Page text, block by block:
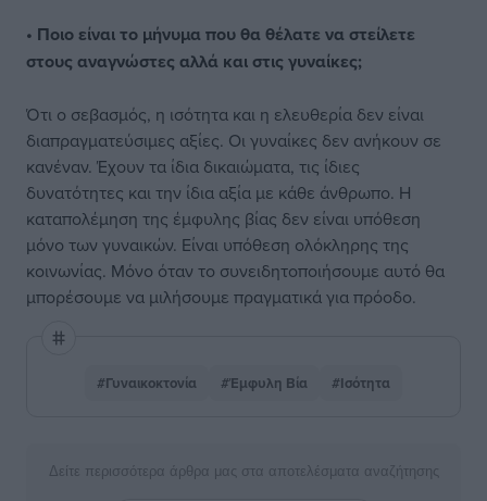
• Ποιο είναι το μήνυμα που θα θέλατε να στείλετε
στους αναγνώστες αλλά και στις γυναίκες;
Ότι ο σεβασμός, η ισότητα και η ελευθερία δεν είναι
διαπραγματεύσιμες αξίες. Οι γυναίκες δεν ανήκουν σε
κανέναν. Έχουν τα ίδια δικαιώματα, τις ίδιες
δυνατότητες και την ίδια αξία με κάθε άνθρωπο. Η
καταπολέμηση της έμφυλης βίας δεν είναι υπόθεση
μόνο των γυναικών. Είναι υπόθεση ολόκληρης της
κοινωνίας. Μόνο όταν το συνειδητοποιήσουμε αυτό θα
μπορέσουμε να μιλήσουμε πραγματικά για πρόοδο.
#Γυναικοκτονία #Έμφυλη Βία #Ισότητα
Δείτε περισσότερα άρθρα μας στα αποτελέσματα αναζήτησης